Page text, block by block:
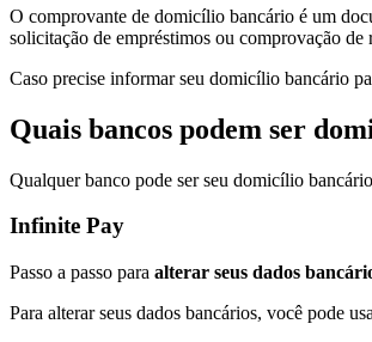
O comprovante de domicílio bancário é um
solicitação de empréstimos ou comprovação de
Caso precise informar seu domicílio bancário
Quais bancos podem ser
Qualquer banco pode ser seu domicílio
Infinite Pay
Passo a passo para alterar seus dados
Para alterar seus dados bancários, você pode